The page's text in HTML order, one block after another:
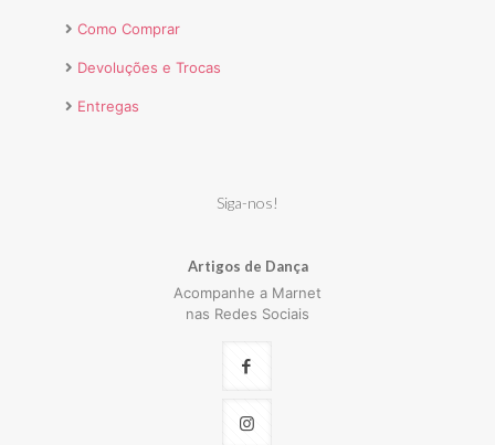
Como Comprar
Devoluções e Trocas
Entregas
Siga-nos!
Artigos de Dança
Acompanhe a Marnet
nas Redes Sociais